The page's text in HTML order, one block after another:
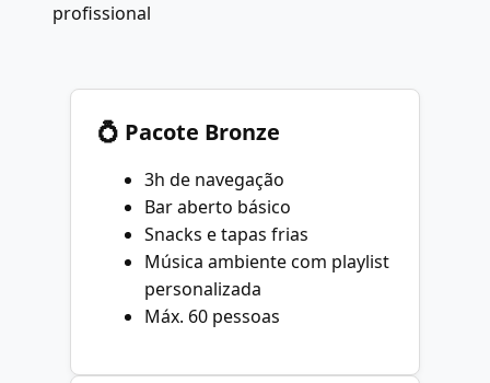
profissional
💍 Pacote Bronze
3h de navegação
Bar aberto básico
Snacks e tapas frias
Música ambiente com playlist
personalizada
Máx. 60 pessoas